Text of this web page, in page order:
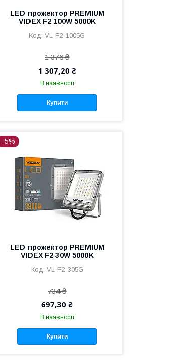
LED прожектор PREMIUM
VIDEX F2 100W 5000K
VL-F2-1005G
1 376 ₴
1 307,20 ₴
В наявності
Купити
–5%
LED прожектор PREMIUM
VIDEX F2 30W 5000K
VL-F2-305G
734 ₴
697,30 ₴
В наявності
Купити